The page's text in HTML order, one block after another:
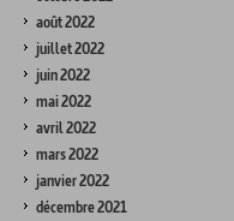
août 2022
juillet 2022
juin 2022
mai 2022
avril 2022
mars 2022
janvier 2022
décembre 2021